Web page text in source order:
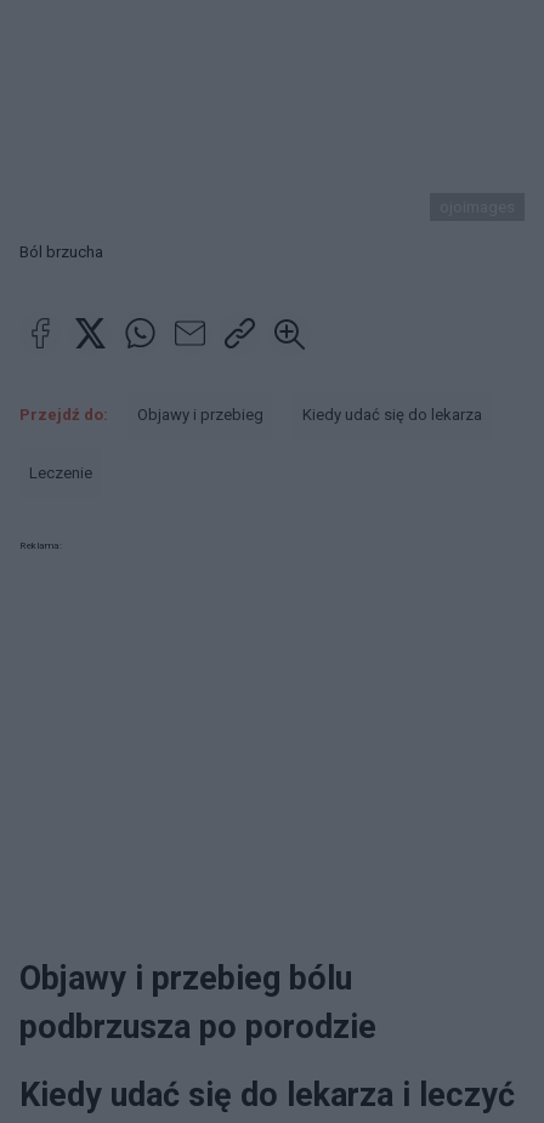
Ból brzucha
Przejdź do: Objawy i przebieg Kiedy udać się do lekarza
Leczenie
Reklama:
Objawy i przebieg bólu
podbrzusza po porodzie
Kiedy udać się do lekarza i leczyć